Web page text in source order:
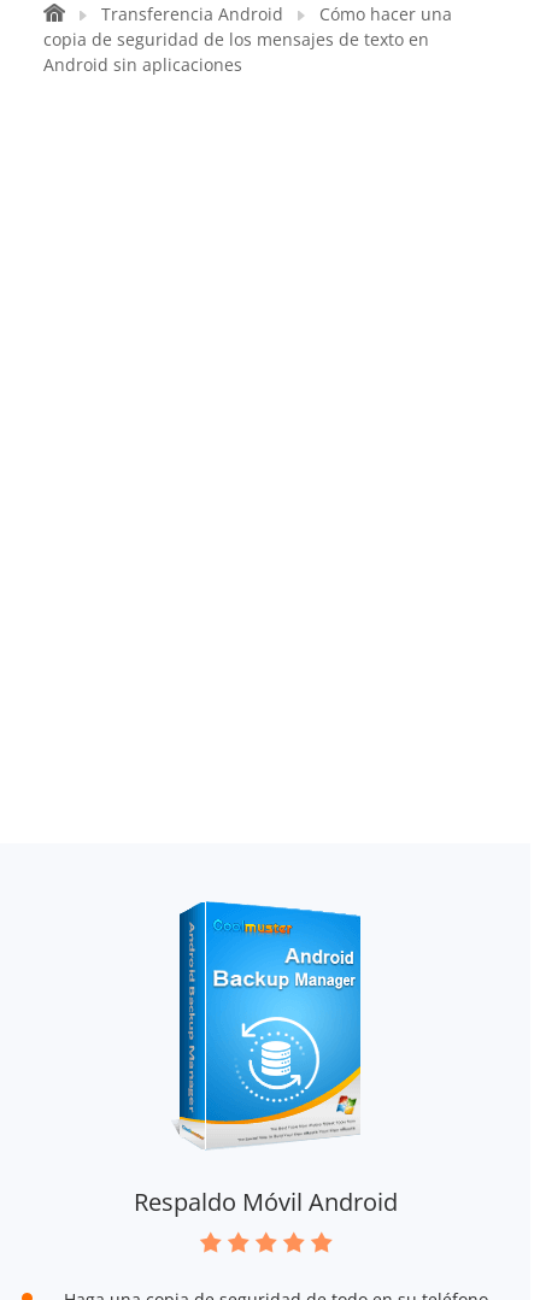
Transferencia Android
Cómo hacer una
copia de seguridad de los mensajes de texto en
Android sin aplicaciones
Respaldo Móvil Android